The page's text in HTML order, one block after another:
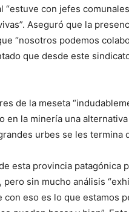
“estuve con jefes
Aseguró que la
“nosotros podemos
que desde este
de la meseta
en la minería una
urbes se les termina
esta provincia patagónica
sin mucho análisis
eso es lo que estamos